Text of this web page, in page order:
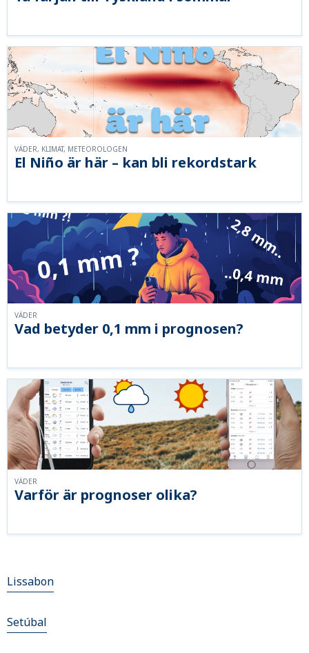
El Niño är här – kan bli rekordstark
VÄDER, KLIMAT, METEOROLOGEN
Vad betyder 0,1 mm i prognosen?
VÄDER
Varför är prognoser olika?
VÄDER
Lissabon
Setúbal